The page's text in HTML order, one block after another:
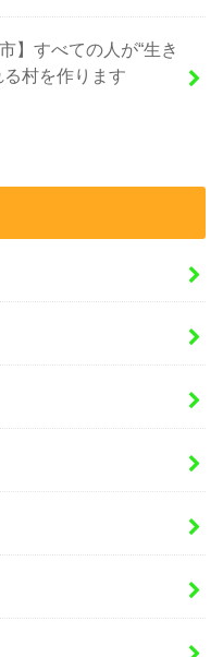
】すべての人が“生き
る村を作ります